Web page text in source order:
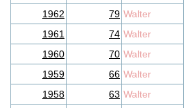
1962
79 Walter
1961
74 Walter
1960
70 Walter
1959
66 Walter
1958
63 Walter